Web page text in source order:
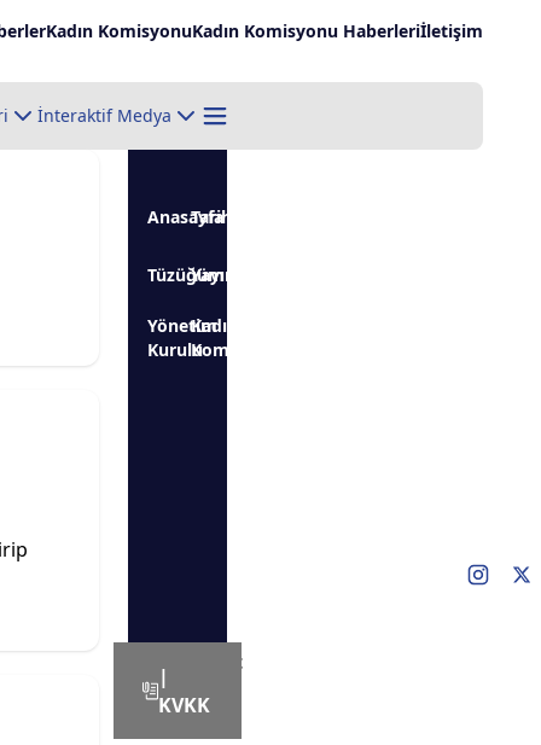
Kadın KomisyonuKadın Komisyonu Haberleriİletişim
İnteraktif Medya
Anasayfa
Tarihçe
TüzüğümüzYayınlarımız
Yönetim
Kurulu
Kadın
Komisyonu
Copyright
© Eğitim
Bir Sen
|
KVKK